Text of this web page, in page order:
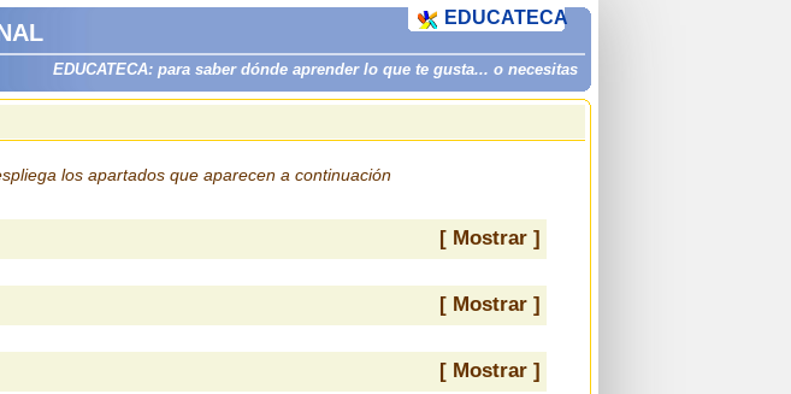
EDUCATECA: para saber dónde aprender lo que te gusta... o necesitas
EDUCATECA
los apartados que aparecen a continuación
[ Mostrar ]
[ Mostrar ]
[ Mostrar ]